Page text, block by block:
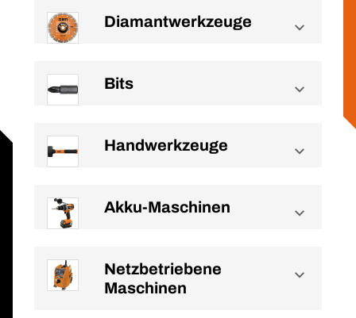
Diamantwerkzeuge
Bits
Handwerkzeuge
Akku-Maschinen
Netzbetriebene
Maschinen